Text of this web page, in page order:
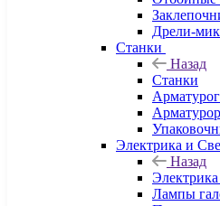
Дрели-
Станки
Назад
Станки
Электрика и
Назад
Лампы